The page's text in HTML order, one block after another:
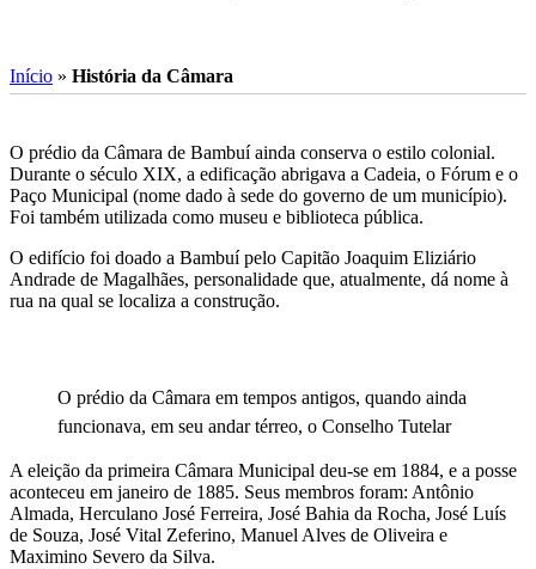
Início » História da Câmara
O prédio da Câmara de Bambuí ainda conserva o estilo colonial.
Durante o século XIX, a edificação abrigava a Cadeia, o Fórum e o
Paço Municipal (nome dado à sede do governo de um município).
Foi também utilizada como museu e biblioteca pública.
O edifício foi doado a Bambuí pelo Capitão Joaquim Eliziário
Andrade de Magalhães, personalidade que, atualmente, dá nome à
rua na qual se localiza a construção.
O prédio da Câmara em tempos antigos, quando ainda
funcionava, em seu andar térreo, o Conselho Tutelar
A eleição da primeira Câmara Municipal deu-se em 1884, e a posse
aconteceu em janeiro de 1885. Seus membros foram: Antônio
Almada, Herculano José Ferreira, José Bahia da Rocha, José Luís
de Souza, José Vital Zeferino, Manuel Alves de Oliveira e
Maximino Severo da Silva.